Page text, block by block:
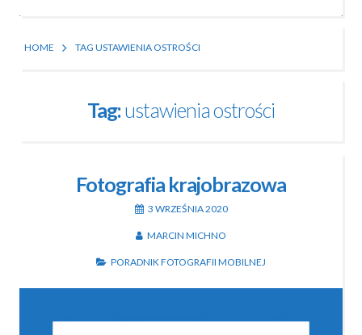
HOME TAG USTAWIENIA OSTROŚCI
Tag: ustawienia ostrości
Fotografia krajobrazowa
3 WRZEŚNIA 2020
MARCIN MICHNO
PORADNIK FOTOGRAFII MOBILNEJ